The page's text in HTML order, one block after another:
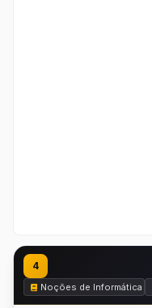
4
Noções de Informática